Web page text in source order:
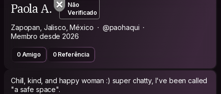
Paola A.
Não
Verificado
Zapopan, Jalisco, México
@paohaqui
Membro desde 2026
0 Amigo 0 Referência
Chill, kind, and happy woman :) super chatty, I've been called
"a safe space".